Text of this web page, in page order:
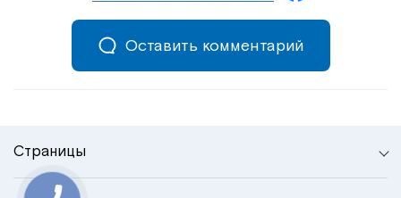
Оставить комментарий
Страницы